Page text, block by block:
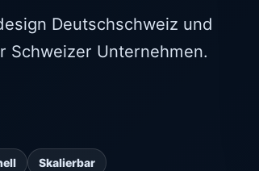
Deutschschweiz und
Schweizer Unternehmen.
Skalierbar